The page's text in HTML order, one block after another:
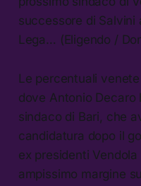
successore di Salvini
Lega… (Eligendo /
Le percentuali
dove Antonio Decaro
sindaco di Bari, che
candidatura dopo il
ex presidenti
ampissimo margine